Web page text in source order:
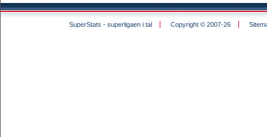
SuperStats - superligaen i tal Copyright © 2007-26